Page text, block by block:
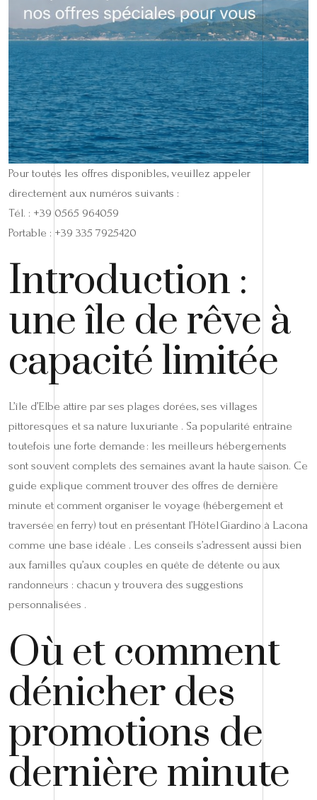
Pour toutes les offres disponibles, veuillez appeler
directement aux numéros suivants :
Tél. : +39 0565 964059
Portable : +39 335 7925420
Introduction :
une île de rêve à
capacité limitée
L’île d’Elbe attire par ses plages dorées, ses villages
pittoresques et sa nature luxuriante . Sa popularité entraîne
toutefois une forte demande : les meilleurs hébergements
sont souvent complets des semaines avant la haute saison. Ce
guide explique comment trouver des offres de dernière
minute et comment organiser le voyage (hébergement et
traversée en ferry) tout en présentant l’Hôtel Giardino à Lacona
comme une base idéale . Les conseils s’adressent aussi bien
aux familles qu’aux couples en quête de détente ou aux
randonneurs : chacun y trouvera des suggestions
personnalisées .
Où et comment
dénicher des
promotions de
dernière minute